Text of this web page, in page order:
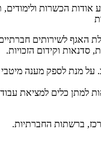
אודות הכשרות
וקידום הזכויות.
על מנת לספק מענה
למתן כלים למציאת
ברשתות החברתיות.